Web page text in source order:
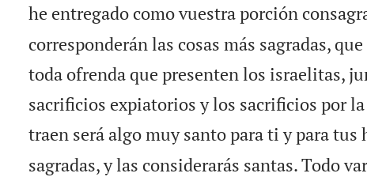
he entregado como vuestra porción
corresponderán las cosas más sagradas,
toda ofrenda que presenten los israelitas,
sacrificios expiatorios y los sacrificios por
traen será algo muy santo para ti y para tus
sagradas, y las considerarás santas. Todo